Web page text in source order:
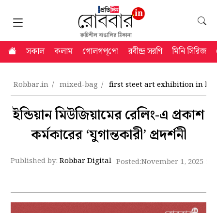
সকাল কলাম গোলগপ্‌পো রবীন্দ্র সরণি মিনি সিরিজ
Robbar.in mixed-bag first steet art exhibition in
ইন্ডিয়ান মিউজিয়ামের রেলিং-এ প্রকাশ
কর্মকারের ‘যুগান্তকারী’ প্রদর্শনী
Published by:Robbar Digital Posted:November 1, 2025